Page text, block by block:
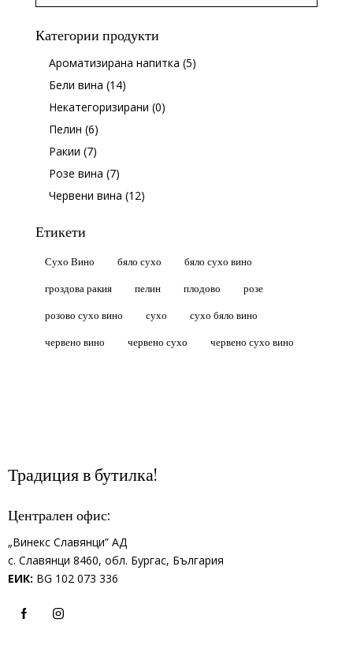
Категории продукти
Ароматизирана напитка (5)
Бели вина (14)
Некатегоризирани (0)
Пелин (6)
Ракии (7)
Розе вина (7)
Червени вина (12)
Етикети
Сухо Вино бяло сухо
бяло сухо вино
гроздова ракия
пелин плодово
розе
розово сухо вино
сухо
сухо бяло вино
червено вино
червено сухо червено сухо вино
Традиция в бутилка!
Централен офис:
„Винекс Славянци” АД
с. Славянци 8460, обл. Бургас, България
ЕИК: BG 102 073 336